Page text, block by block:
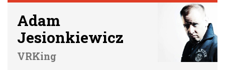
Adam
Jesionkiewicz
VRKing